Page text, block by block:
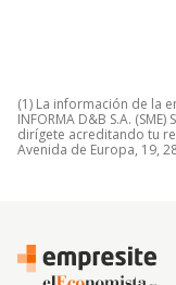
(1) La información de la
INFORMA D&B S.A.
dirígete acreditando tu
Avenida de Europa, 19,